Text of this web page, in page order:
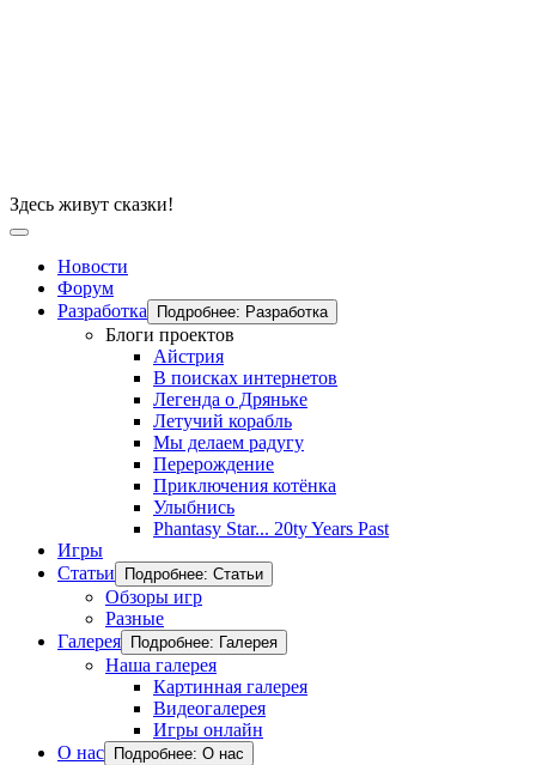
Здесь живут сказки!
Новости
Форум
Разработка
Подробнее: Разработка
Блоги проектов
Айстрия
В поисках интернетов
Легенда о Дряньке
Летучий корабль
Мы делаем радугу
Перерождение
Приключения котёнка
Улыбнись
Phantasy Star... 20ty Years Past
Игры
Статьи
Подробнее: Статьи
Обзоры игр
Разные
Галерея
Подробнее: Галерея
Наша галерея
Картинная галерея
Видеогалерея
Игры онлайн
О нас
Подробнее: О нас